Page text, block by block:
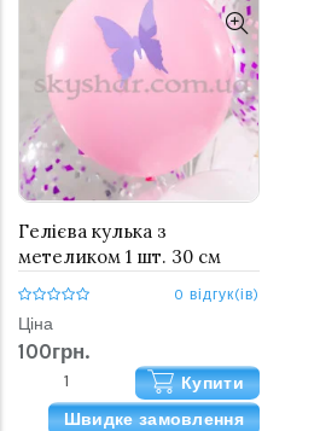
Гелієва кулька з
метеликом 1 шт. 30 см
0 відгук(ів)
Ціна
100грн.
Купити
Швидке замовлення